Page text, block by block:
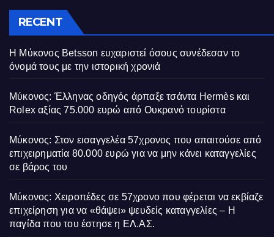
RECENT
Η Μύκονος Betsson ευχαριστεί όσους συνέδεσαν το
όνομά τους με την ιστορική χρονιά
Μύκονος: Έλληνας οδηγός άρπαξε τσάντα Hermès και
Rolex αξίας 75.000 ευρώ από Ουκρανό τουρίστα
Μύκονος: Στον εισαγγελέα 57χρονος που απαιτούσε από
επιχειρηματία 80.000 ευρώ για να μην κάνει καταγγελίες
σε βάρος του
Μύκονος: Χειροπέδες σε 57χρονο που φέρεται να εκβίαζε
επιχείρηση για να «θάψει» ψευδείς καταγγελίες – Η
παγίδα που του έστησε η ΕΛ.ΑΣ.